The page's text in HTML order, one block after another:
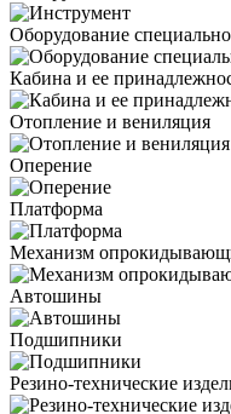
Оборудование
Кабина и ее
Отопление и вениляция
Оперение
Платформа
Механизм
Автошины
Подшипники
Резино-технические